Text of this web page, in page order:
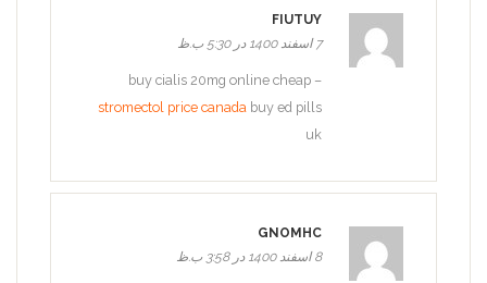
FIUTUY
7 اسفند 1400 در 5:30 ب.ظ
buy cialis 20mg online cheap –
stromectol price canada buy ed pills
uk
GNOMHC
8 اسفند 1400 در 3:58 ب.ظ